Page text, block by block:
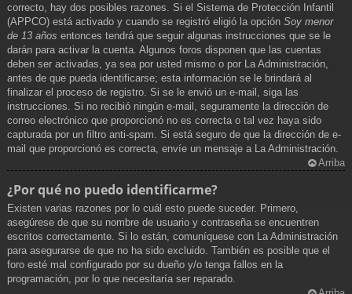
correcto, hay dos posibles razones. Si el Sistema de Protección Infantil
(APPCO) está activado y cuando se registró eligió la opción Soy menor
de 13 años entonces tendrá que seguir algunas instrucciones que se le
darán para activar la cuenta. Algunos foros disponen que las cuentas
deben ser activadas, ya sea por usted mismo o por La Administración,
antes de que pueda identificarse; esta información se le brindará al
finalizar el proceso de registro. Si se le envió un e-mail, siga las
instrucciones. Si no recibió ningún e-mail, seguramente la dirección de
correo electrónico que proporcionó no es correcta o tal vez haya sido
capturada por un filtro anti-spam. Si está seguro de que la dirección de e-
mail que proporcionó es correcta, envíe un mensaje a La Administración.
Arriba
¿Por qué no puedo identificarme?
Existen varias razones por lo cuál esto puede suceder. Primero,
asegúrese de que su nombre de usuario y contraseña se encuentren
escritos correctamente. Si lo están, comuníquese con La Administración
para asegurarse de que no ha sido excluido. También es posible que el
foro esté mal configurado por su dueño y/o tenga fallos en la
programación, por lo que necesitaría ser reparado.